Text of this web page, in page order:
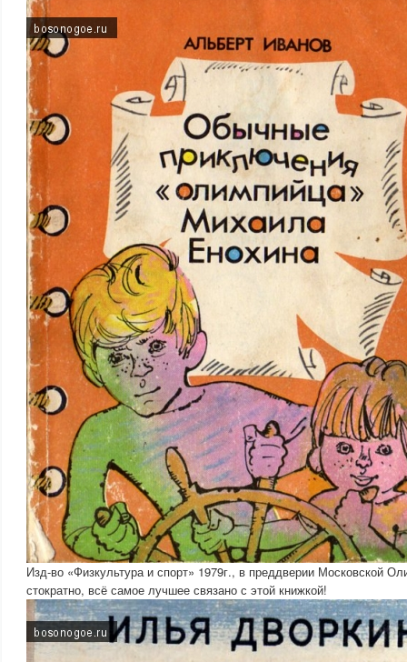
Изд-во «Физкультура и спорт» 1979г., в преддверии Московской
стократно, всё самое лучшее связано с этой книжкой!